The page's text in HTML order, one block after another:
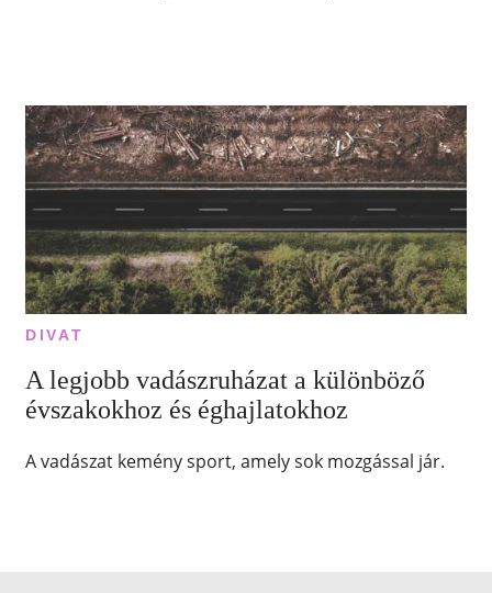
DIVAT
A legjobb vadászruházat a különböző
évszakokhoz és éghajlatokhoz
A vadászat kemény sport, amely sok mozgással jár.